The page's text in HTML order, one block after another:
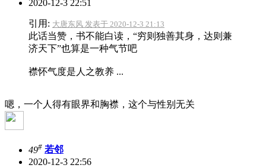
2020-12-3 22:51
引用: 大唐东风 发表于 2020-12-3 21:13
此话当赞，书不能白读，“穷则独善其身，达则兼
济天下”也算是一种气节吧
襟怀气度是人之教养 ...
嗯，一个人得有眼界和胸襟，这个与性别无关
49# 若邻
2020-12-3 22:56